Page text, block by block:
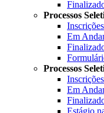
Processos
Em
Processos
Em